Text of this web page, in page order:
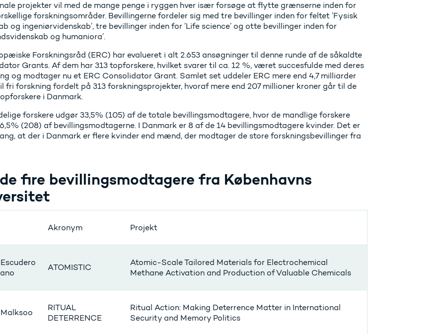
projekter vil med de mange penge i ryggen hver især forsøge at flytte grænserne inden for
forskningsområder. Bevillingerne fordeler sig med tre bevillinger inden for feltet ’Fysisk
og ingeniørvidenskab’, tre bevillinger inden for ’Life science’ og otte bevillinger inden for
og humaniora’.
Forskningsråd (ERC) har evalueret i alt 2.653 ansøgninger til denne runde af de såkaldte
Grants. Af dem har 313 topforskere, hvilket svarer til ca. 12 %, været succesfulde med deres
og modtager nu et ERC Consolidator Grant. Samlet set uddeler ERC mere end 4,7 milliarder
fri forskning fordelt på 313 forskningsprojekter, hvoraf mere end 207 millioner kroner går til de
i Danmark.
forskere udgør 33,5% (105) af de totale bevillingsmodtagere, hvor de mandlige forskere
(208) af bevillingsmodtagerne. I Danmark er 8 af de 14 bevillingsmodtagere kvinder. Det er
at der i Danmark er flere kvinder end mænd, der modtager de store forskningsbevillinger fra
fire bevillingsmodtagere fra Københavns
Akronym Projekt
ATOMISTIC
Atomic-Scale Tailored Materials for Electrochemical
Methane Activation and Production of Valuable Chemicals
RITUAL
DETERRENCE
Ritual Action: Making Deterrence Matter in International
Security and Memory Politics